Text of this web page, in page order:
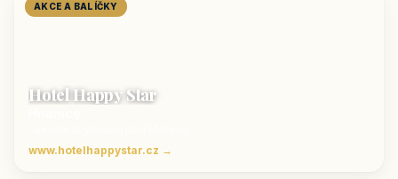
AKCE A BALÍČKY
Hotel Happy Star
www.hotelhappystar.cz →